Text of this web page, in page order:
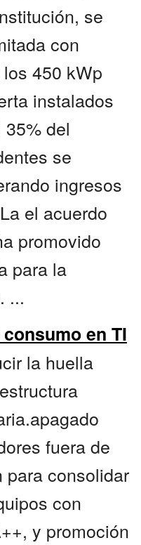
se
con
450 kWp
instalados
del
se
ingresos
el acuerdo
promovido
para la
...
en TI
la huella
fuera de
para consolidar
con
y promoción